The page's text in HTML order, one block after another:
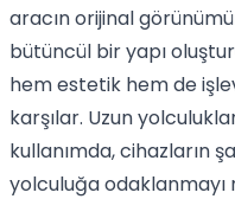
aracın orijinal
bütüncül bir yapı
hem estetik hem de
karşılar. Uzun
kullanımda, cihazların
yolculuğa odaklanmayı